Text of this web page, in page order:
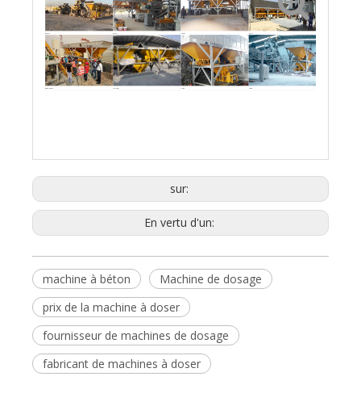
sur:
En vertu d'un:
machine à béton
Machine de dosage
prix de la machine à doser
fournisseur de machines de dosage
fabricant de machines à doser